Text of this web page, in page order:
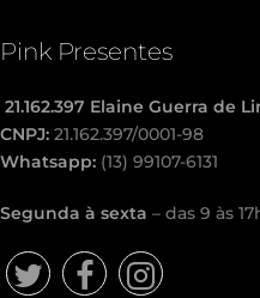
Pink Presentes
21.162.397 Elaine Guerra de
CNPJ: 21.162.397/0001-98
Whatsapp: (13) 99107-6131
Segunda à sexta – das 9 às
TwitterFacebookInstagram